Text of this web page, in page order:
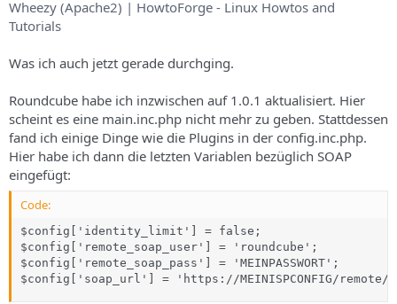
Wheezy (Apache2) | HowtoForge - Linux Howtos and
Tutorials
Was ich auch jetzt gerade durchging.
Roundcube habe ich inzwischen auf 1.0.1 aktualisiert. Hier
scheint es eine main.inc.php nicht mehr zu geben. Stattdessen
fand ich einige Dinge wie die Plugins in der config.inc.php.
Hier habe ich dann die letzten Variablen bezüglich SOAP
eingefügt:
Code:
$config['identity_limit'] = false;
$config['remote_soap_user'] = 'roundcube';
$config['remote_soap_pass'] = 'MEINPASSWORT';
$config['soap_url'] = 'https://MEINISPCONFIG/